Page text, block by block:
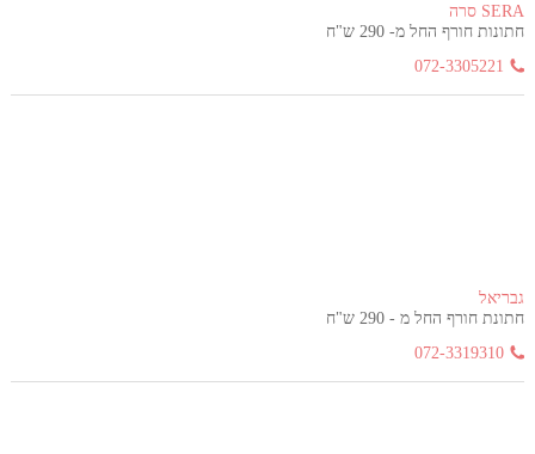
SERA סרה
חתונות חורף החל מ- 290 ש"ח
072-3305221
גבריאל
חתונת חורף החל מ - 290 ש"ח
072-3319310